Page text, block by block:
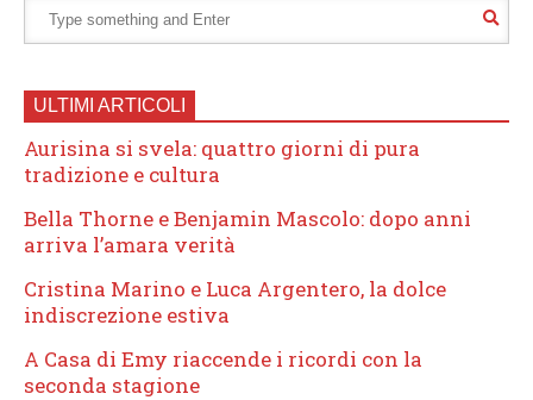
ULTIMI ARTICOLI
Aurisina si svela: quattro giorni di pura
tradizione e cultura
Bella Thorne e Benjamin Mascolo: dopo anni
arriva l’amara verità
Cristina Marino e Luca Argentero, la dolce
indiscrezione estiva
A Casa di Emy riaccende i ricordi con la
seconda stagione